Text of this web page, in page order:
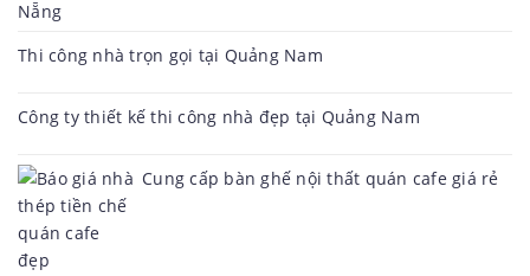
Thi công nhà trọn gọi tại Quảng Nam
Công ty thiết kế thi công nhà đẹp tại Quảng Nam
Cung cấp bàn ghế nội thất quán cafe giá rẻ